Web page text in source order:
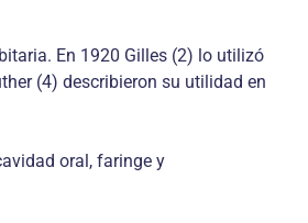
En 1920 Gilles (2) lo utilizó
(4) describieron su utilidad en
oral, faringe y